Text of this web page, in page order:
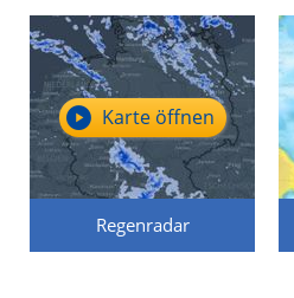
Regenradar
Karte öffnen